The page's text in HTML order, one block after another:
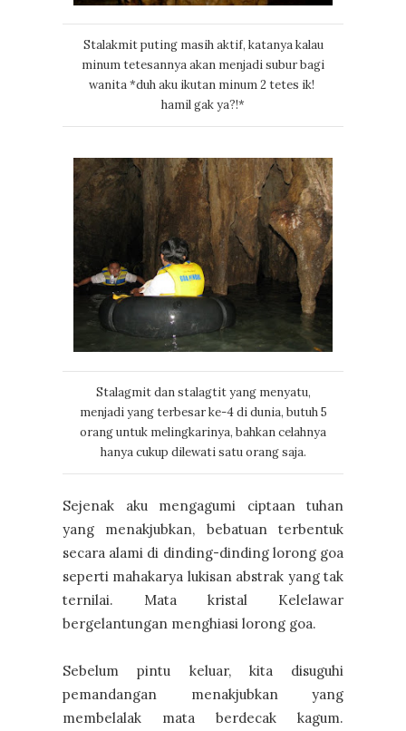
Stalakmit puting masih aktif, katanya kalau
minum tetesannya akan menjadi subur bagi
wanita *duh aku ikutan minum 2 tetes ik!
hamil gak ya?!*
Stalagmit dan stalagtit yang menyatu,
menjadi yang terbesar ke-4 di dunia, butuh 5
orang untuk melingkarinya, bahkan celahnya
hanya cukup dilewati satu orang saja.
Sejenak aku mengagumi ciptaan tuhan
yang menakjubkan, bebatuan terbentuk
secara alami di dinding-dinding lorong goa
seperti mahakarya lukisan abstrak yang tak
ternilai. Mata kristal Kelelawar
bergelantungan menghiasi lorong goa.
Sebelum pintu keluar, kita disuguhi
pemandangan menakjubkan yang
membelalak mata berdecak kagum.